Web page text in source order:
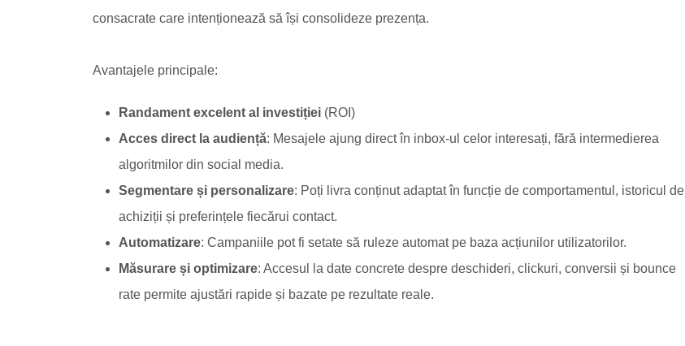
consacrate care intenționează să își consolideze prezența.
Avantajele principale:
Randament excelent al investiției (ROI)
Acces direct la audiență: Mesajele ajung direct în inbox-ul celor interesați, fără intermedierea
algoritmilor din social media.
Segmentare și personalizare: Poți livra conținut adaptat în funcție de comportamentul, istoricul de
achiziții și preferințele fiecărui contact.
Automatizare: Campaniile pot fi setate să ruleze automat pe baza acțiunilor utilizatorilor.
Măsurare și optimizare: Accesul la date concrete despre deschideri, clickuri, conversii și bounce
rate permite ajustări rapide și bazate pe rezultate reale.